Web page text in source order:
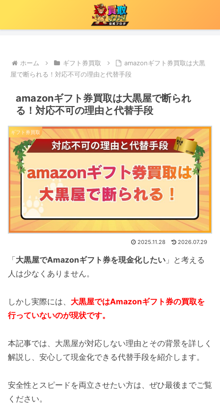
ホーム ギフト券買取
amazonギフト券買取は大黒
屋で断られる！対応不可の理由と代替手段
amazonギフト券買取は大黒屋で断られ
る！対応不可の理由と代替手段
ギフト券買取
2025.11.28 2026.07.29
「大黒屋でAmazonギフト券を現金化したい 」と考える
人は少なくありません。
しかし実際には、 大黒屋ではAmazonギフト券の買取を
行っていないのが現状です。
本記事では、大黒屋が対応しない理由とその背景を詳しく
解説し、安心して現金化できる代替手段を紹介します。
安全性とスピードを両立させたい方は、ぜひ最後までご覧
ください。